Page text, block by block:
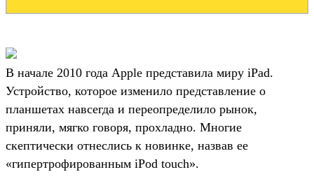
В начале 2010 года Apple представила миру iPad.
Устройство, которое изменило представление о
планшетах навсегда и переопределило рынок,
приняли, мягко говоря, прохладно. Многие
скептически отнеслись к новинке, назвав ее
«гипертрофированным iPod touch».